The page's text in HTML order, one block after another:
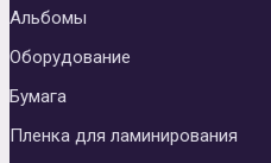
Альбомы
Оборудование
Бумага
Пленка для ламинирования